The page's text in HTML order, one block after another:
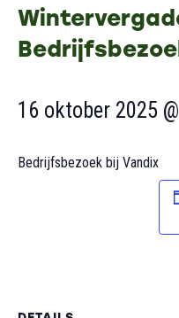
16 oktober 2025
Bedrijfsbezoek bij Vandix